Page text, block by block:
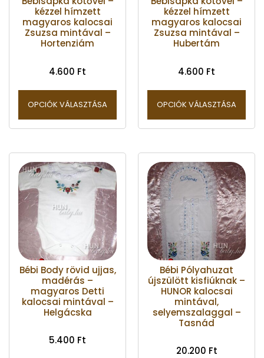
kézzel hímzett
magyaros kalocsai
Zsuzsa mintával –
Hortenziám
4.600 Ft
OPCIÓK VÁLASZTÁSA
kézzel hímzett
magyaros kalocsai
Zsuzsa mintával –
Hubertám
4.600 Ft
OPCIÓK VÁLASZTÁSA
Bébi Body rövid ujjas,
madérás –
magyaros Detti
kalocsai mintával –
Helgácska
5.400 Ft
Bébi Pólyahuzat
újszülött kisfiúknak –
HUNOR kalocsai
mintával,
selyemszalaggal –
Tasnád
20.200 Ft